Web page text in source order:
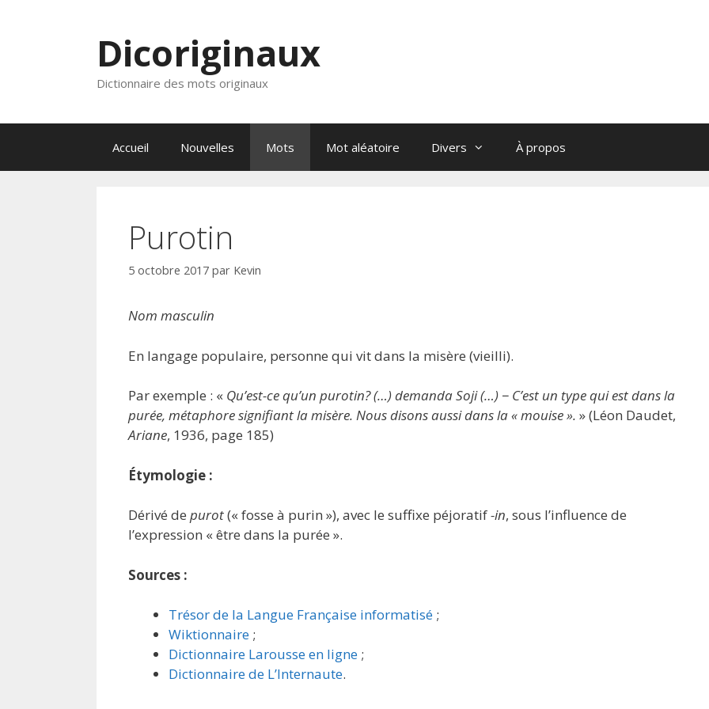
Dicoriginaux
Dictionnaire des mots originaux
Accueil Nouvelles Mots Mot aléatoire Divers À propos
Purotin
5 octobre 2017 par Kevin
Nom masculin
En langage populaire, personne qui vit dans la misère (vieilli).
Par exemple : « Qu’est-ce qu’un purotin? (…) demanda Soji (…) − C’est un type qui est dans la
purée, métaphore signifiant la misère. Nous disons aussi dans la « mouise ». » (Léon Daudet,
Ariane, 1936, page 185)
Étymologie :
Dérivé de purot(« fosse à purin »), avec le suffixe péjoratif-in, sous l’influence de
l’expression « être dans la purée ».
Sources :
Trésor de la Langue Française informatisé ;
Wiktionnaire ;
Dictionnaire Larousse en ligne ;
Dictionnaire de L’Internaute.